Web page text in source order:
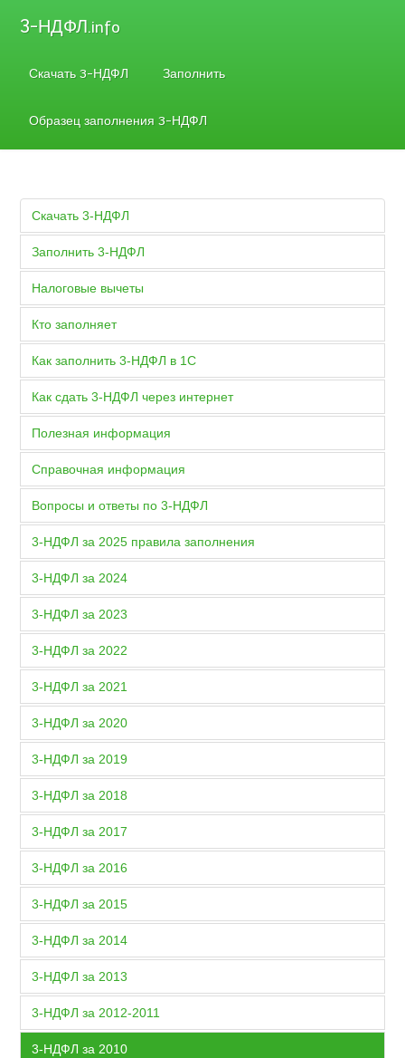
3-НДФЛ.info
Скачать 3-НДФЛ Заполнить
Образец заполнения 3-НДФЛ
Скачать 3-НДФЛ
Заполнить 3-НДФЛ
Налоговые вычеты
Кто заполняет
Как заполнить 3-НДФЛ в 1С
Как сдать 3-НДФЛ через интернет
Полезная информация
Справочная информация
Вопросы и ответы по 3-НДФЛ
3-НДФЛ за 2025 правила заполнения
3-НДФЛ за 2024
3-НДФЛ за 2023
3-НДФЛ за 2022
3-НДФЛ за 2021
3-НДФЛ за 2020
3-НДФЛ за 2019
3-НДФЛ за 2018
3-НДФЛ за 2017
3-НДФЛ за 2016
3-НДФЛ за 2015
3-НДФЛ за 2014
3-НДФЛ за 2013
3-НДФЛ за 2012-2011
3-НДФЛ за 2010